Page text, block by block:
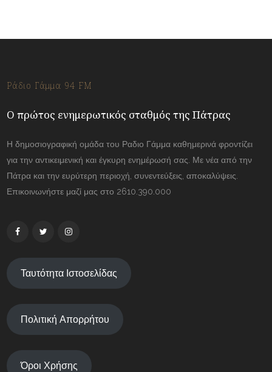
Ράδιο Γάμμα 94 FM
Ο πρώτος ενημερωτικός σταθμός της Πάτρας
Η δημοσιογραφική ομάδα του Ραδιο Γάμμα καθημερινά φροντίζει
για την αντικειμενική και έγκυρη ενημέρωσή σας. Με νέα από την
Πάτρα και την ευρύτερη περιοχή, συνεντεύξεις, αποκαλύψεις.
Επικοινωνήστε μαζί μας στο 2610.390.000
Ταυτότητα Ιστοσελίδας
Πολιτική Απορρήτου
Όροι Χρήσης